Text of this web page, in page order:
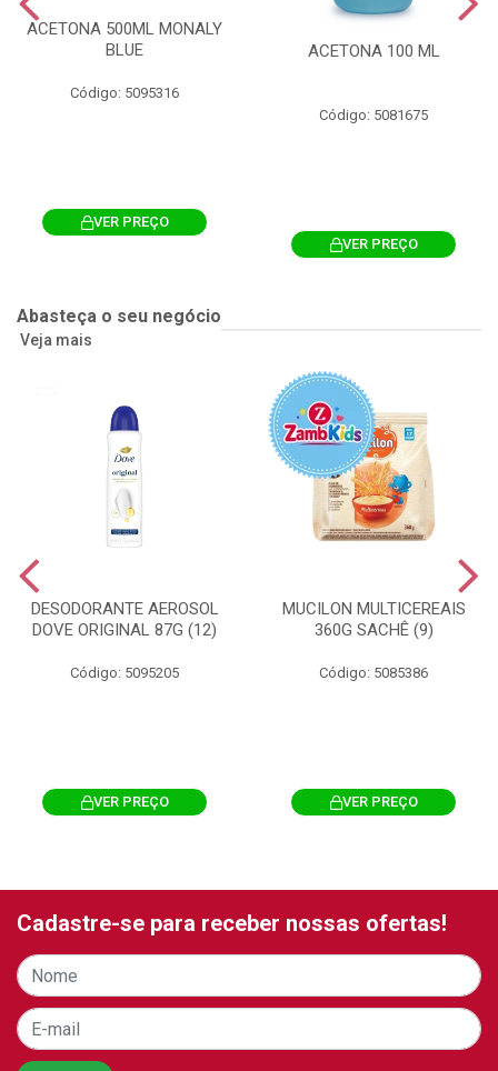
ACETONA 500ML MONALY
BLUE
Código: 5095316
VER PREÇO
ACETONA 100 ML
Código: 5081675
VER PREÇO
Abasteça o seu negócio
Veja mais
DESODORANTE AEROSOL
DOVE ORIGINAL 87G (12)
Código: 5095205
VER PREÇO
MUCILON MULTICEREAIS
360G SACHÊ (9)
Código: 5085386
VER PREÇO
Cadastre-se para receber nossas ofertas!